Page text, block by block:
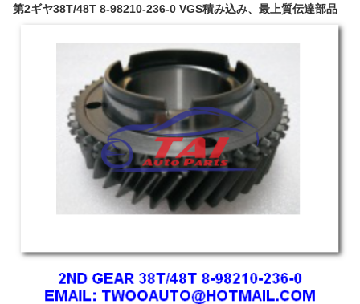
第2ギヤ38T/48T 8-98210-236-0 VGS積み込み、最上質伝達部品